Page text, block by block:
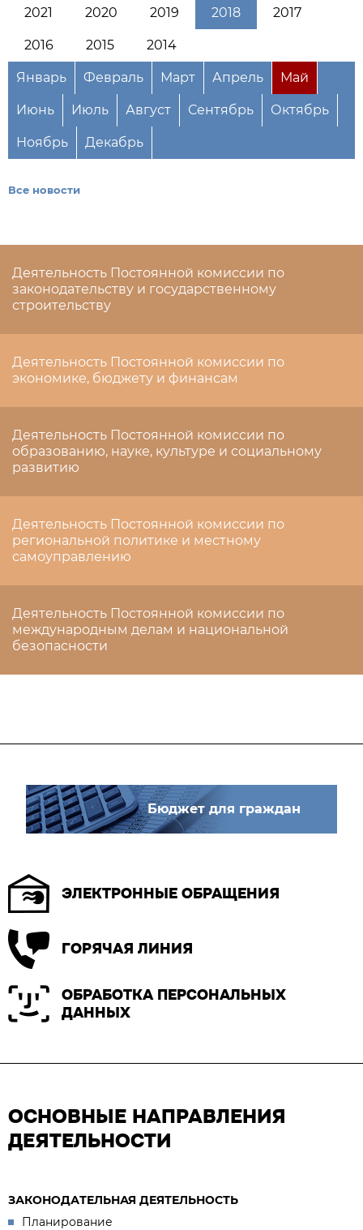
2021 2020 2019 2018 2017
2016 2015 2014
Январь Февраль Март Апрель Май
Июнь Июль Август Сентябрь Октябрь
Ноябрь Декабрь
Все новости
Деятельность Постоянной комиссии по
законодательству и государственному
строительству
Деятельность Постоянной комиссии по
экономике, бюджету и финансам
Деятельность Постоянной комиссии по
образованию, науке, культуре и социальному
развитию
Деятельность Постоянной комиссии по
региональной политике и местному
самоуправлению
Деятельность Постоянной комиссии по
международным делам и национальной
безопасности
Бюджет для граждан
ЭЛЕКТРОННЫЕ ОБРАЩЕНИЯ
ГОРЯЧАЯ ЛИНИЯ
ОБРАБОТКА ПЕРСОНАЛЬНЫХ
ДАННЫХ
ОСНОВНЫЕ НАПРАВЛЕНИЯ
ДЕЯТЕЛЬНОСТИ
ЗАКОНОДАТЕЛЬНАЯ ДЕЯТЕЛЬНОСТЬ
Планирование